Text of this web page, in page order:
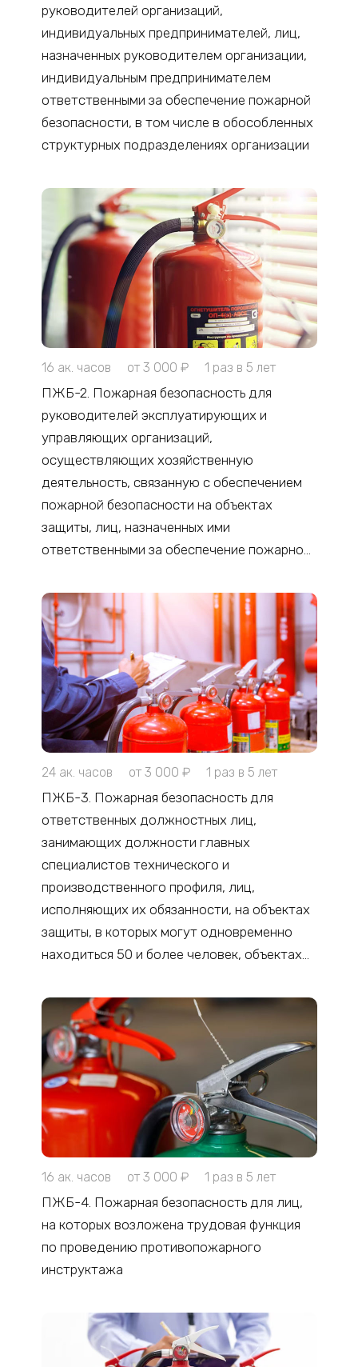
руководителей организаций,
индивидуальных предпринимателей, лиц,
назначенных руководителем организации,
индивидуальным предпринимателем
ответственными за обеспечение пожарной
безопасности, в том числе в обособленных
структурных подразделениях организации
16 ак. часов от 3 000 ₽ 1 раз в 5 лет
ПЖБ-2. Пожарная безопасность для
руководителей эксплуатирующих и
управляющих организаций,
осуществляющих хозяйственную
деятельность, связанную с обеспечением
пожарной безопасности на объектах
защиты, лиц, назначенных ими
ответственными за обеспечение пожарной
24 ак. часов от 3 000 ₽ 1 раз в 5 лет
ПЖБ-3. Пожарная безопасность для
ответственных должностных лиц,
занимающих должности главных
специалистов технического и
производственного профиля, лиц,
исполняющих их обязанности, на объектах
защиты, в которых могут одновременно
находиться 50 и более человек, объектах
отнесенных к категориям повышенной
взрывопожароопасности,
взрывопожароопасности,
пожароопасности
16 ак. часов от 3 000 ₽ 1 раз в 5 лет
ПЖБ-4. Пожарная безопасность для лиц,
на которых возложена трудовая функция
по проведению противопожарного
инструктажа